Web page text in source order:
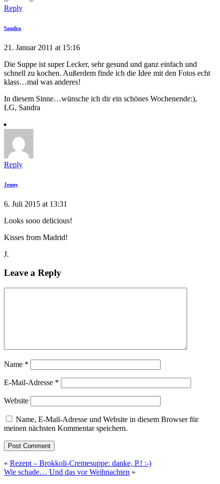
Reply
Sandra
21. Januar 2011 at 15:16
Die Suppe ist super Lecker, sehr gesund und ganz einfach und
schnell zu kochen. Außerdem finde ich die Idee mit den Fotos echt
klass…mal was anderes!
In diesem Sinne…wünsche ich dir ein schönes Wochenende:),
LG, Sandra
Reply
Jenny
6. Juli 2015 at 13:31
Looks sooo delicious!
Kisses from Madrid!
J.
Leave a Reply
Name *
E-Mail-Adresse *
Website
Name, E-Mail-Adresse und Website in diesem Browser für
meinen nächsten Kommentar speichern.
« Rezept – Brokkoli-Cremesuppe: danke, P.! :-)
Wie schade… Und das vor Weihnachten »